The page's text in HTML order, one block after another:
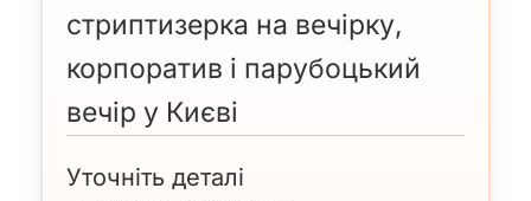
стриптизерка на вечірку,
корпоратив і парубоцький
вечір у Києві
Уточніть деталі